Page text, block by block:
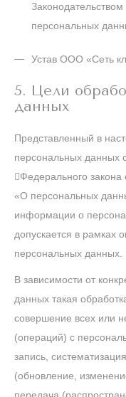
персональных
Устав ООО «Сеть
5. Цели
данных
Представленный в
персональных данных
Федерального
«О персональных
информации о
допускается в рамках
персональных данных.
В зависимости от
данных такая
совершение всех или
(операций) с
запись,
(обновление,